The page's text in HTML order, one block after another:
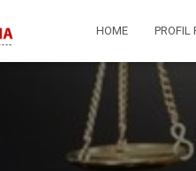
HOME PROFIL